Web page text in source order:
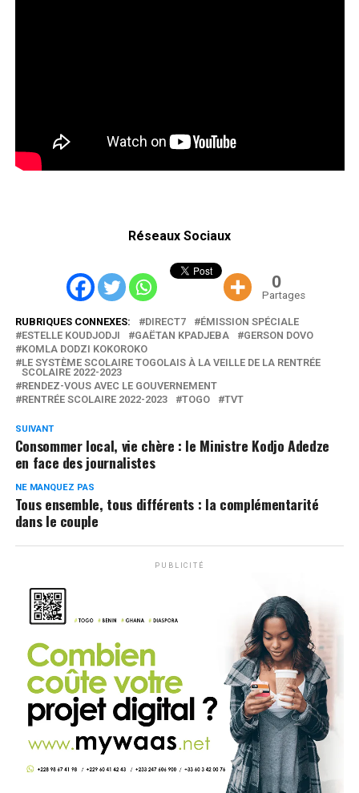
Réseaux Sociaux
0
Partages
RUBRIQUES CONNEXES: DIRECT7
ÉMISSION SPÉCIALE
ESTELLE KOUDJODJI
GAËTAN KPADJEBA
GERSON DOVO
KOMLA DODZI KOKOROKO
LE SYSTÈME SCOLAIRE TOGOLAIS À LA VEILLE DE LA RENTRÉE
SCOLAIRE 2022-2023
RENDEZ-VOUS AVEC LE GOUVERNEMENT
RENTRÉE SCOLAIRE 2022-2023
TOGO TVT
SUIVANT
Consommer local, vie chère : le Ministre Kodjo Adedze
en face des journalistes
NE MANQUEZ PAS
Tous ensemble, tous différents : la complémentarité
dans le couple
PUBLICITÉ